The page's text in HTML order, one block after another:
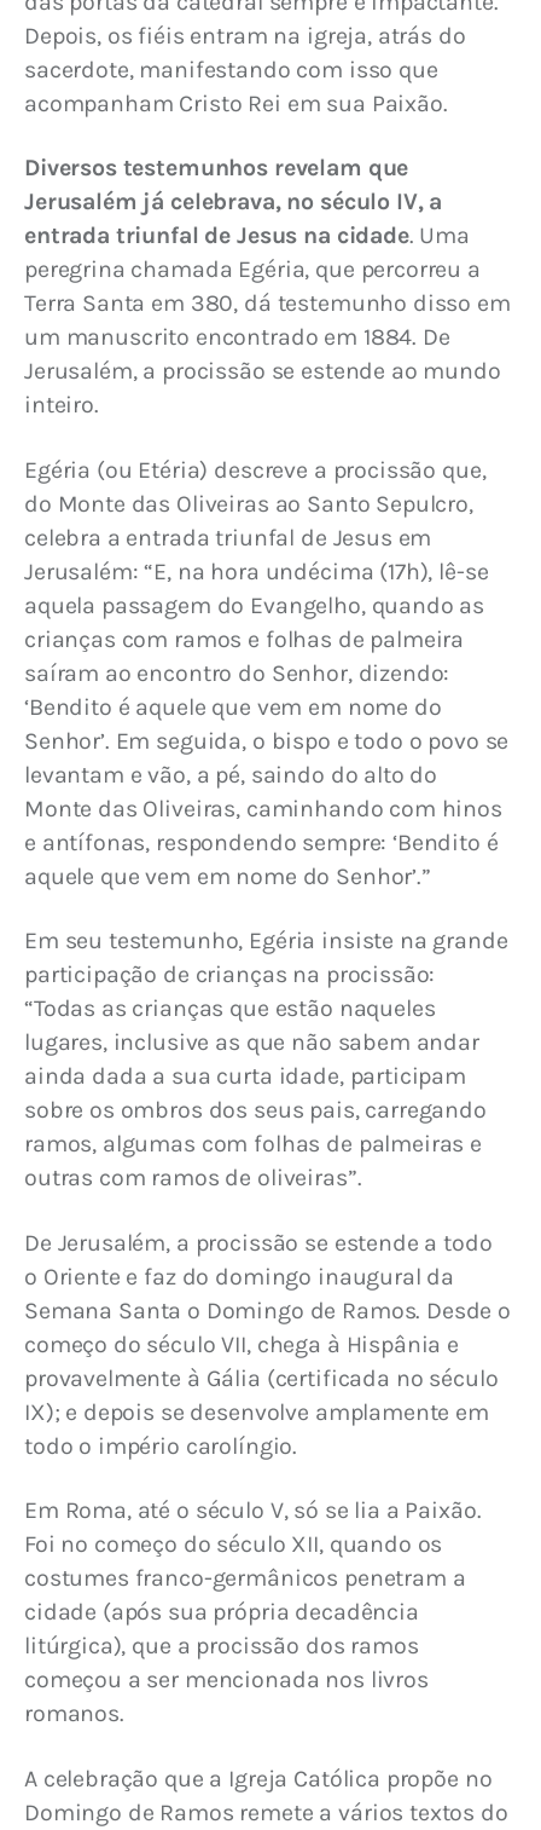
Depois, os fiéis entram na igreja, atrás do
sacerdote, manifestando com isso que
acompanham Cristo Rei em sua Paixão.
Diversos testemunhos revelam que
Jerusalém já celebrava, no século IV, a
entrada triunfal de Jesus na cidade. Uma
peregrina chamada Egéria, que percorreu a
Terra Santa em 380, dá testemunho disso em
um manuscrito encontrado em 1884. De
Jerusalém, a procissão se estende ao mundo
inteiro.
Egéria (ou Etéria) descreve a procissão que,
do Monte das Oliveiras ao Santo Sepulcro,
celebra a entrada triunfal de Jesus em
Jerusalém: “E, na hora undécima (17h), lê-se
aquela passagem do Evangelho, quando as
crianças com ramos e folhas de palmeira
saíram ao encontro do Senhor, dizendo:
‘Bendito é aquele que vem em nome do
Senhor’. Em seguida, o bispo e todo o povo se
levantam e vão, a pé, saindo do alto do
Monte das Oliveiras, caminhando com hinos
e antífonas, respondendo sempre: ‘Bendito é
aquele que vem em nome do Senhor’.”
Em seu testemunho, Egéria insiste na grande
participação de crianças na procissão:
“Todas as crianças que estão naqueles
lugares, inclusive as que não sabem andar
ainda dada a sua curta idade, participam
sobre os ombros dos seus pais, carregando
ramos, algumas com folhas de palmeiras e
outras com ramos de oliveiras”.
De Jerusalém, a procissão se estende a todo
o Oriente e faz do domingo inaugural da
Semana Santa o Domingo de Ramos. Desde o
começo do século VII, chega à Hispânia e
provavelmente à Gália (certificada no século
IX); e depois se desenvolve amplamente em
todo o império carolíngio.
Em Roma, até o século V, só se lia a Paixão.
Foi no começo do século XII, quando os
costumes franco-germânicos penetram a
cidade (após sua própria decadência
litúrgica), que a procissão dos ramos
começou a ser mencionada nos livros
romanos.
A celebração que a Igreja Católica propõe no
Domingo de Ramos remete a vários textos do